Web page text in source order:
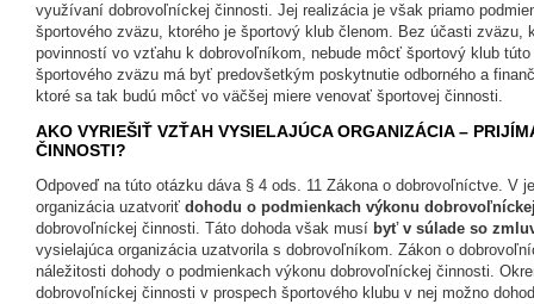
využívaní dobrovoľníckej činnosti. Jej realizácia je však priamo
športového zväzu, ktorého je športový klub členom. Bez účasti zväzu,
povinností vo vzťahu k dobrovoľníkom, nebude môcť športový klub
športového zväzu má byť predovšetkým poskytnutie odborného a
ktoré sa tak budú môcť vo väčšej miere venovať športovej činnosti.
AKO VYRIEŠIŤ VZŤAH VYSIELAJÚCA ORGANIZÁCIA –
ČINNOSTI?
Odpoveď na túto otázku dáva § 4 ods. 11 Zákona o dobrovoľníctve. V
organizácia uzatvoriť dohodu o podmienkach výkonu
dobrovoľníckej činnosti. Táto dohoda však musí byť v súlade so
vysielajúca organizácia uzatvorila s dobrovoľníkom. Zákon o
náležitosti dohody o podmienkach výkonu dobrovoľníckej činnosti.
dobrovoľníckej činnosti v prospech športového klubu v nej možno